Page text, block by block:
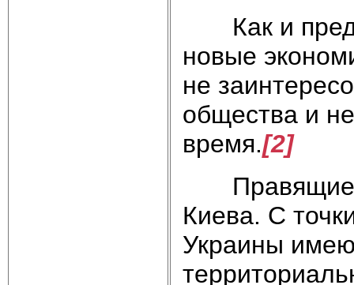
Как и
новые
не
общества и
время.[2]
Правящие
Киева. С
Украины